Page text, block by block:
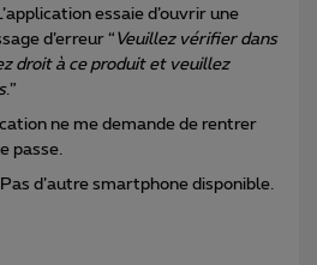
essaie d’ouvrir une
d’erreur “ Veuillez vérifier dans
droit à ce produit et veuillez
.”
ne me demande de rentrer
passe.
d’autre smartphone disponible.